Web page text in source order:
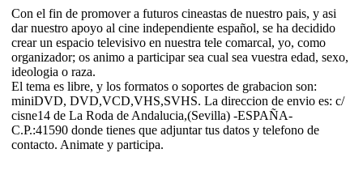
Con el fin de promover a futuros cineastas de nuestro pais, y asi
dar nuestro apoyo al cine independiente español, se ha decidido
crear un espacio televisivo en nuestra tele comarcal, yo, como
organizador; os animo a participar sea cual sea vuestra edad, sexo,
ideologia o raza.
El tema es libre, y los formatos o soportes de grabacion son:
miniDVD, DVD,VCD,VHS,SVHS. La direccion de envio es: c/
cisne14 de La Roda de Andalucia,(Sevilla) -ESPAÑA-
C.P.:41590 donde tienes que adjuntar tus datos y telefono de
contacto. Animate y participa.